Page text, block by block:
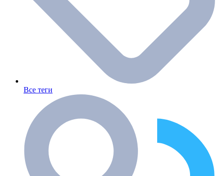
Все теги